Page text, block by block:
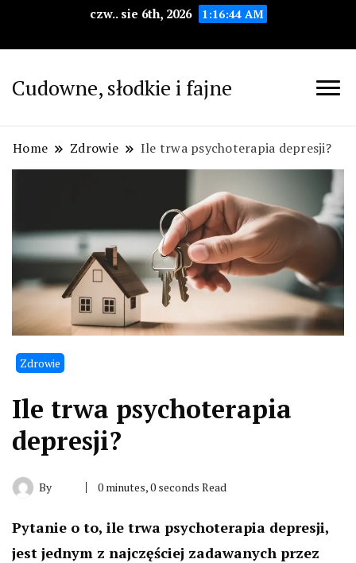
czw.. sie 6th, 2026 1:16:45 AM
Cudowne, słodkie i fajne
Home Zdrowie Ile trwa psychoterapia depresji?
Zdrowie
Ile trwa psychoterapia
depresji?
By 0 minutes, 0 seconds Read
Pytanie o to, ile trwa psychoterapia depresji,
jest jednym z najczęściej zadawanych przez